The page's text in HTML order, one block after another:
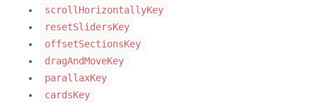
scrollHorizontallyKey
resetSlidersKey
offsetSectionsKey
dragAndMoveKey
parallaxKey
cardsKey